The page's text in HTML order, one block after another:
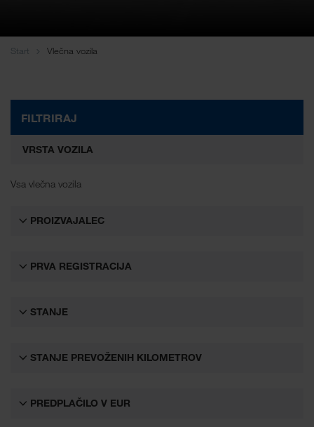
WALTER LEASING GmbH
Start Vlečna vozila
FILTRIRAJ
VRSTA VOZILA
Vsa vlečna vozila
PROIZVAJALEC
PRVA REGISTRACIJA
STANJE
STANJE PREVOŽENIH KILOMETROV
PREDPLAČILO V EUR